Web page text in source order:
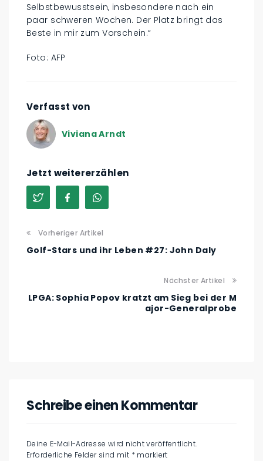
Selbstbewusstsein, insbesondere nach ein
paar schweren Wochen. Der Platz bringt das
Beste in mir zum Vorschein.“
Foto: AFP
Verfasst von
Viviana Arndt
Jetzt weitererzählen
Vorheriger Artikel
Golf-Stars und ihr Leben #27: John Daly
Nächster Artikel
LPGA: Sophia Popov kratzt am Sieg bei der M
ajor-Generalprobe
Schreibe einen Kommentar
Deine E-Mail-Adresse wird nicht veröffentlicht.
Erforderliche Felder sind mit * markiert